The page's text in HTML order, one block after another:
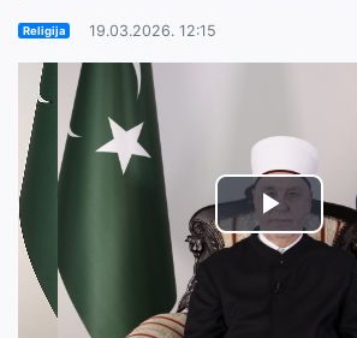
Religija 19.03.2026. 12:15
Play
Video